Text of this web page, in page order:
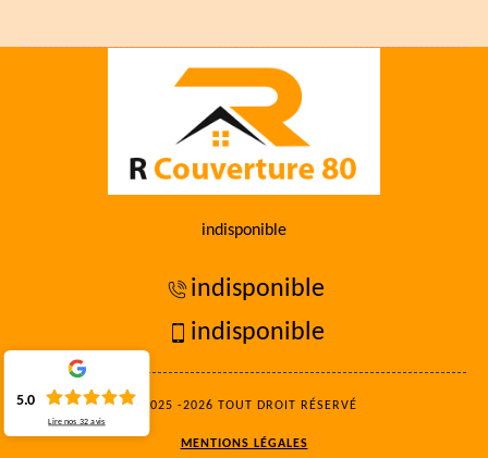
indisponible
indisponible
indisponible
©2025 -2026 TOUT DROIT RÉSERVÉ
MENTIONS LÉGALES
5.0
Lire nos32 avis